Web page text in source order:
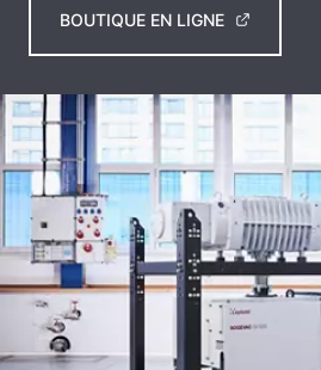
BOUTIQUE EN LIGNE